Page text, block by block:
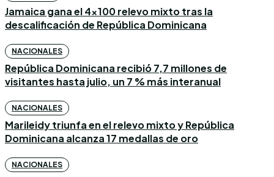
Jamaica gana el 4×100 relevo mixto tras la
descalificación de República Dominicana
NACIONALES
República Dominicana recibió 7,7 millones de
visitantes hasta julio, un 7 % más interanual
NACIONALES
Marileidy triunfa en el relevo mixto y República
Dominicana alcanza 17 medallas de oro
NACIONALES